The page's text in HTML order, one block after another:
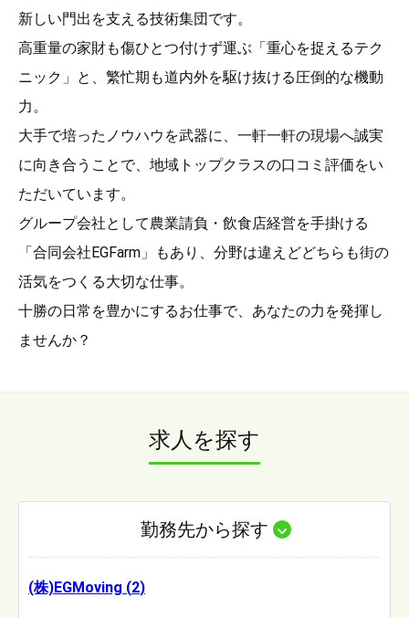
新しい門出を支える技術集団です。
高重量の家財も傷ひとつ付けず運ぶ「重心を捉えるテク
ニック」と、繁忙期も道内外を駆け抜ける圧倒的な機動
力。
大手で培ったノウハウを武器に、一軒一軒の現場へ誠実
に向き合うことで、地域トップクラスの口コミ評価をい
ただいています。
グループ会社として農業請負・飲食店経営を手掛ける
「合同会社EGFarm」もあり、分野は違えどどちらも街の
活気をつくる大切な仕事。
十勝の日常を豊かにするお仕事で、あなたの力を発揮し
ませんか？
求人を探す
勤務先から探す
(株)EGMoving (2)